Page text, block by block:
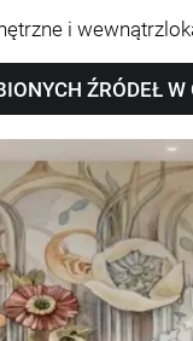
i
ŹRÓDEŁ W